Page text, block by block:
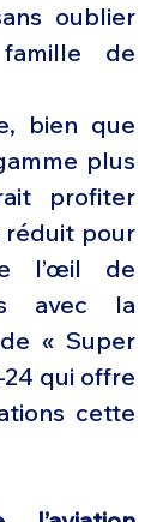
oublier
de
bien que
plus
profiter
réduit pour
l’œil de
avec la
« Super
24 qui offre
cette